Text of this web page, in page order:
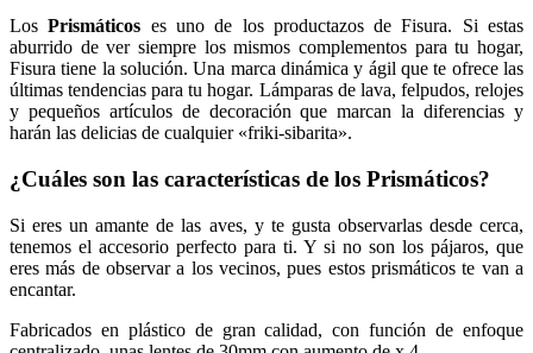
LosPrismáticos es uno de los productazos de Fisura. Si estas
aburrido de ver siempre los mismos complementos para tu hogar,
Fisura tiene la solución. Una marca dinámica y ágil que te ofrece las
últimas tendencias para tu hogar. Lámparas de lava, felpudos, relojes
y pequeños artículos de decoración que marcan la diferencias y
harán las delicias de cualquier «friki-sibarita».
¿Cuáles son las características de los Prismáticos?
Si eres un amante de las aves, y te gusta observarlas desde cerca,
tenemos el accesorio perfecto para ti. Y si no son los pájaros, que
eres más de observar a los vecinos, pues estos prismáticos te van a
encantar.
Fabricados en plástico de gran calidad, con función de enfoque